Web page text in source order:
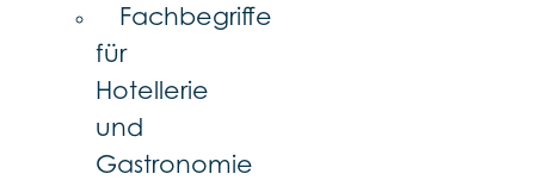
Fachbegriffe
für
Hotellerie
und
Gastronomie